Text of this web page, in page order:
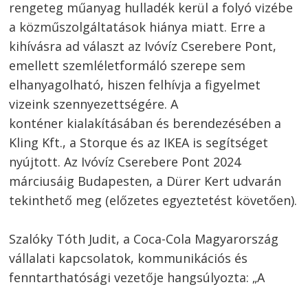
rengeteg műanyag hulladék kerül a folyó vizébe
a közműszolgáltatások hiánya miatt. Erre a
kihívásra ad választ az Ivóvíz Cserebere Pont,
emellett szemléletformáló szerepe sem
elhanyagolható, hiszen felhívja a figyelmet
vizeink szennyezettségére. A
konténer kialakításában és berendezésében a
Kling Kft., a Storque és az IKEA is segítséget
nyújtott. Az Ivóvíz Cserebere Pont 2024
márciusáig Budapesten, a Dürer Kert udvarán
tekinthető meg (előzetes egyeztetést követően).
Szalóky Tóth Judit, a Coca-Cola Magyarország
vállalati kapcsolatok, kommunikációs és
fenntarthatósági vezetője hangsúlyozta: „A